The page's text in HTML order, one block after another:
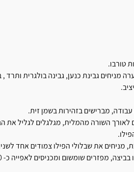
מניחים גבינת כנען, גבינה בולגרית
מברישים בזהירות בשמן זית.
השורה מהמלית, מגלגלים לגליל את
מניחים את שבלולי הפילו צמודים אחד
ומכניסים לאפייה כ- 40 דקות או עד הזהבה מלאה של השבלולים.